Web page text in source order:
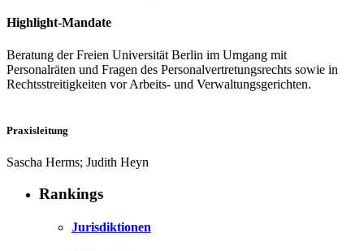
Highlight-Mandate
Beratung der Freien Universität Berlin im Umgang mit
Personalräten und Fragen des Personalvertretungsrechts sowie in
Rechtsstreitigkeiten vor Arbeits- und Verwaltungsgerichten.
Praxisleitung
Sascha Herms; Judith Heyn
Rankings
Jurisdiktionen